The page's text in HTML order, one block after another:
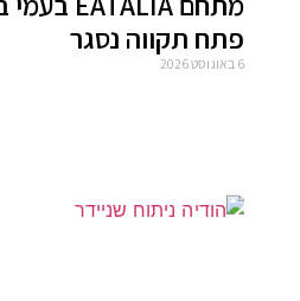
פתח תקווה נסגר
6 באוגוסט 2026